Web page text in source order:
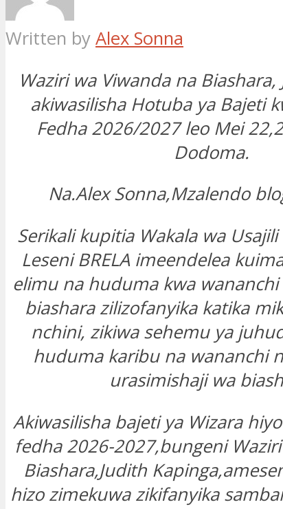
Written by Alex Sonna
Waziri wa Viwanda na
akiwasilisha Hotuba ya Bajeti
Fedha 2026/2027 leo Mei
Dodoma.
Na.Alex Sonna,Mzalendo
Serikali kupitia Wakala wa
LeseniBRELAimeendelea
elimu na huduma kwa
biashara zilizofanyika katika
nchini, zikiwa sehemu ya
huduma karibu na wananchi
urasimishaji wa
Akiwasilisha bajeti ya Wizara
fedha 2026-2027,bungeni
Biashara,Judith
hizo zimekuwa zikifanyika